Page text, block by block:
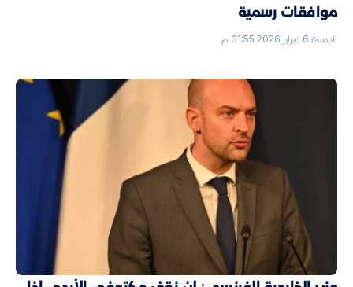
موافقات رسمية
الجمعة 6 فبراير 2026 01:55 م